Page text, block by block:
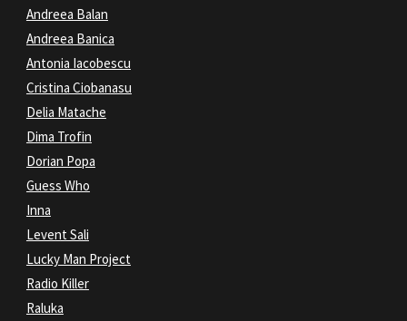
Andreea Balan
Andreea Banica
Antonia Iacobescu
Cristina Ciobanasu
Delia Matache
Dima Trofin
Dorian Popa
Guess Who
Inna
Levent Sali
Lucky Man Project
Radio Killer
Raluka